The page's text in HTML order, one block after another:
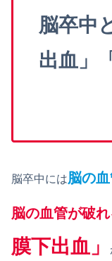
脳卒中
出血」
脳卒中には脳の
脳の血管が破
膜下出血」